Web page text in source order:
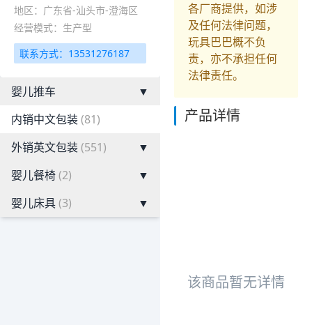
地区：广东省-汕头市-澄海区
经营模式：生产型
联系方式：13531276187
婴儿推车
▼
内销中文包装(81)
外销英文包装(551)
▼
婴儿餐椅(2)
▼
婴儿床具(3) ▼
各厂商提供，如涉
及任何法律问题，
玩具巴巴概不负
责，亦不承担任何
法律责任。
产品详情
该商品暂无详情